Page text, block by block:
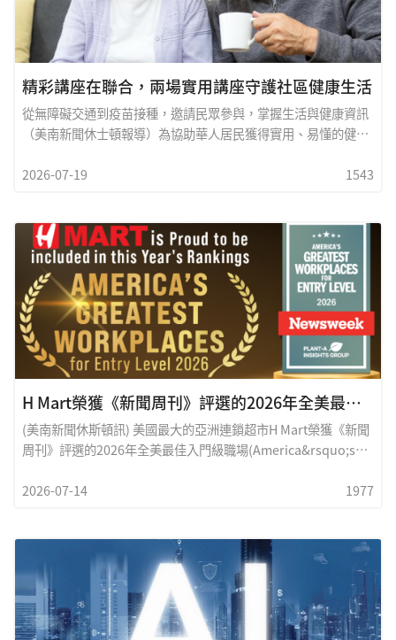
精彩講座在聯合，兩場實用講座守護社區健康生活
從無障礙交通到疫苗接種，邀請民眾參與，掌握生活與健康資訊
（美南新聞休士頓報導）為協助華人居民獲得實用、易懂的健康
辦兩場社區講座，主題分別聚焦於METROLift無障礙共乘輔助交
市場成立超過三十年，長期以語言與文化為橋梁，服務亞裔社
區，並定期舉辦健康教育、福利制度及生活資訊講座，幫助民眾
更容易理解與運用各項社區資源。此次兩場講座貼近日常需求，
歡迎長者、照顧者及關心健康的民眾踴躍參加。
2026-07-19 1543
H Mart榮獲《新聞周刊》評選的2026年全美最佳入門級職場
(美南新聞休斯頓訊) 美國最大的亞洲連鎖超市H Mart榮獲《新聞
周刊》評選的2026年全美最佳入門級職場(America&rsquo;s
持續支持並培育職場新人的承諾,致力於為各部門的年輕人才打造
過大量的研究,針對專業發展機會、培訓品質,以及18至28歲員工
的整體工作體驗等重要指標進行評估。此次排名反映了在為入門
級職場員工創造支持性工作環境方面表現卓越的企業,重點關注職
涯發展、技能培訓與職場參與度。H
2026-07-14 1977